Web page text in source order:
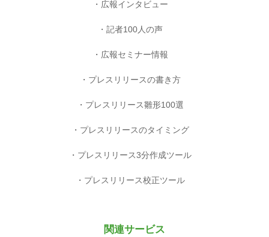
広報インタビュー
記者100人の声
広報セミナー情報
プレスリリースの書き方
プレスリリース雛形100選
プレスリリースのタイミング
プレスリリース3分作成ツール
プレスリリース校正ツール
関連サービス